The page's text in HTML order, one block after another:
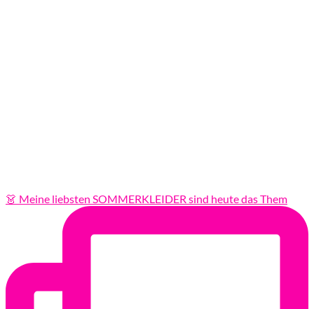
👗 Meine liebsten SOMMERKLEIDER sind heute das Them